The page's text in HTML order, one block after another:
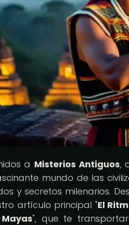
a Misterios Antiguos,
mundo de las
y secretos milenarios.
artículo principal "El
", que te